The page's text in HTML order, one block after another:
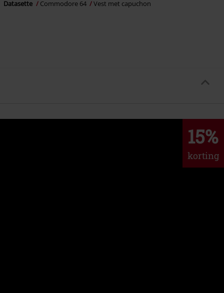
Datasette Commodore 64 Vest met capuchon
15%
korting